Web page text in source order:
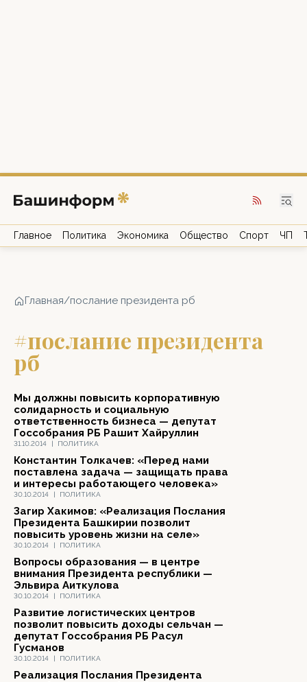
Главное Политика Экономика Общество Спорт ЧП
Главная/послание президента рб
#послание президента
рб
31.10.2014 | ПОЛИТИКА
Мы должны повысить корпоративную
солидарность и социальную
ответственность бизнеса — депутат
Госсобрания РБ Рашит Хайруллин
30.10.2014 | ПОЛИТИКА
Константин Толкачев: «Перед нами
поставлена задача — защищать права
и интересы работающего человека»
30.10.2014 | ПОЛИТИКА
Загир Хакимов: «Реализация Послания
Президента Башкирии позволит
повысить уровень жизни на селе»
30.10.2014 | ПОЛИТИКА
Вопросы образования — в центре
внимания Президента республики —
Эльвира Аиткулова
30.10.2014 | ПОЛИТИКА
Развитие логистических центров
позволит повысить доходы сельчан —
депутат Госсобрания РБ Расул
Гусманов
Реализация Послания Президента